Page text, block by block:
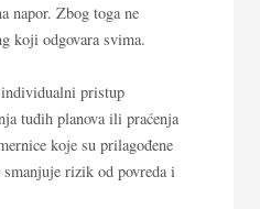
napor. Zbog toga ne
koji odgovara svima.
individualni pristup
tuđih planova ili praćenja
koje su prilagođene
rizik od povreda i